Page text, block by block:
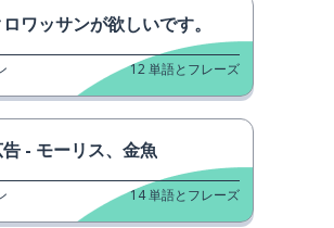
ワッサンが欲しいです。
12単語とフレーズ
告 - モーリス、金魚
14単語とフレーズ